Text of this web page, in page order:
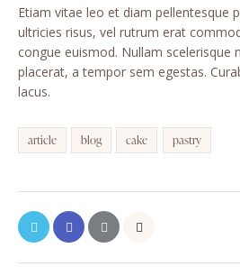
Etiam vitae leo et diam pellentesque
ultricies risus, vel rutrum erat
congue euismod. Nullam scelerisque
placerat, a tempor sem egestas.
lacus.
article blog cake pastry